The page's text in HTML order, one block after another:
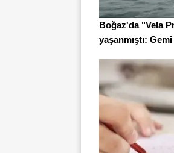
Boğaz'da "Vela
yaşanmıştı: Gemi